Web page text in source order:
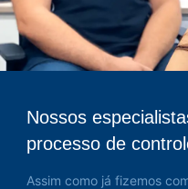
Nossos
processo de
Assim como já fizemos